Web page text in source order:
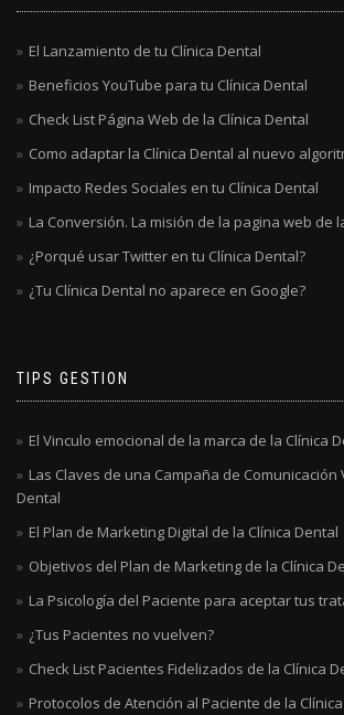
El Lanzamiento de tu Clínica Dental
Beneficios YouTube para tu Clínica Dental
Check List Página Web de la Clínica Dental
Como adaptar la Clínica Dental al nuevo
Impacto Redes Sociales en tu Clínica Dental
La Conversión. La misión de la pagina web de
¿Porqué usar Twitter en tu Clínica Dental?
¿Tu Clínica Dental no aparece en Google?
TIPS GESTION
El Vinculo emocional de la marca de la Clínica
Las Claves de una Campaña de Comunicación
Dental
El Plan de Marketing Digital de la Clínica Dental
Objetivos del Plan de Marketing de la Clínica
La Psicología del Paciente para aceptar tus
¿Tus Pacientes no vuelven?
Check List Pacientes Fidelizados de la Clínica
Protocolos de Atención al Paciente de la